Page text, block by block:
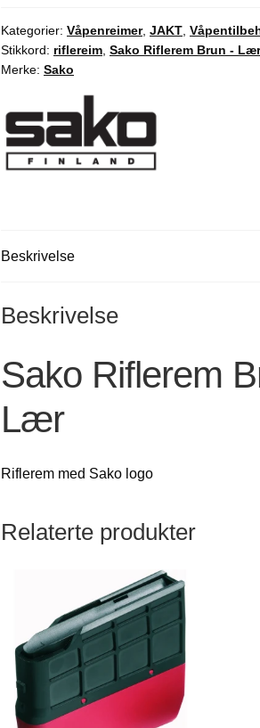
Lær
antall
Kategorier: Våpenreimer, JAKT
Stikkord: riflereim Sako Riflerem Brun - Lær
Merke: Sako
Beskrivelse
Beskrivelse
Sako Riflerem
Lær
Riflerem med Sako logo
Relaterte produkter